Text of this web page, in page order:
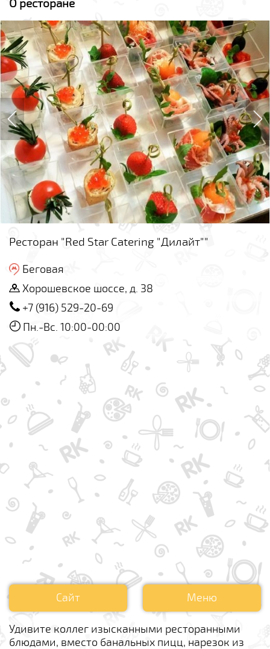
О ресторане
Ресторан "Red Star Сatering "Дилайт""
Беговая
Хорошевское шоссе, д. 38
+7 (916) 529-20-69
Пн.-Вс. 10:00-00:00
Сайт Меню
Удивите коллег изысканными ресторанными
блюдами, вместо банальных пицц, нарезок из